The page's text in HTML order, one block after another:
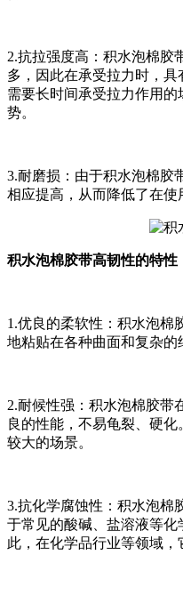
2.抗拉强度高：积水泡棉胶
多，因此在承受拉力时，
需要长时间承受拉力作用
势。
3.耐磨损：由于积水泡棉胶
相应提高，从而降低了在使
积水泡棉胶带高韧性的特性
1.优良的柔软性：积水泡棉
地粘贴在各种曲面和复杂的
2.耐候性强：积水泡棉胶带
良的性能，不易龟裂、硬
较大的场景。
3.抗化学腐蚀性：积水泡棉
于常见的酸碱、盐溶液等化
此，在化学品行业等领域，